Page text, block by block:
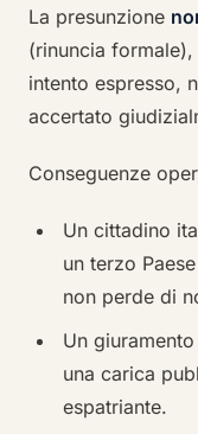
La presunzione
(rinuncia
intento espresso,
accertato
Conseguenze
Un cittadino
un terzo
non perde di
Un
una carica
espatriante.